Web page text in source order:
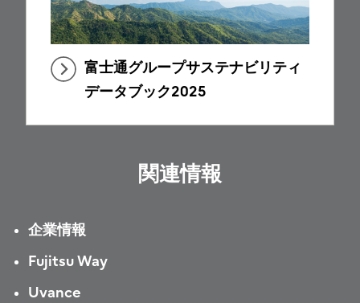
富士通グループサステナビリティ
データブック2025
関連情報
企業情報
Fujitsu Way
Uvance